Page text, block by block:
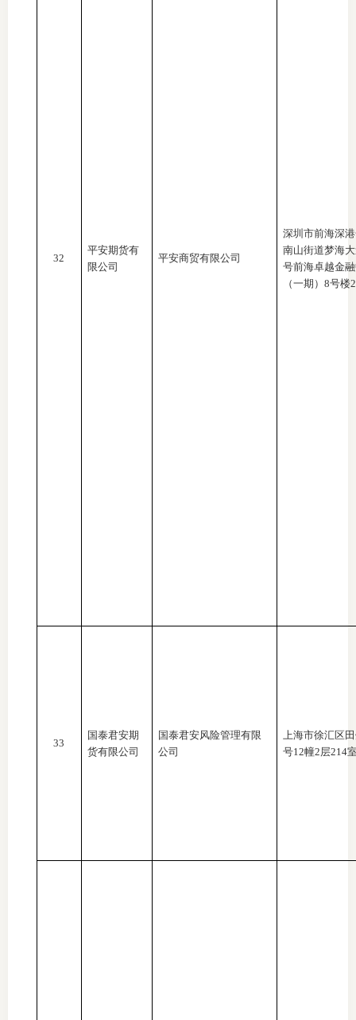
32
平安期货有
限公司
平安商贸有限公司
深圳市前海深
南山街道梦海
号前海卓越金
（一期）8号楼
33
国泰君安期
货有限公司
国泰君安风险管理有限
公司
上海市徐汇区
号12幢2层214